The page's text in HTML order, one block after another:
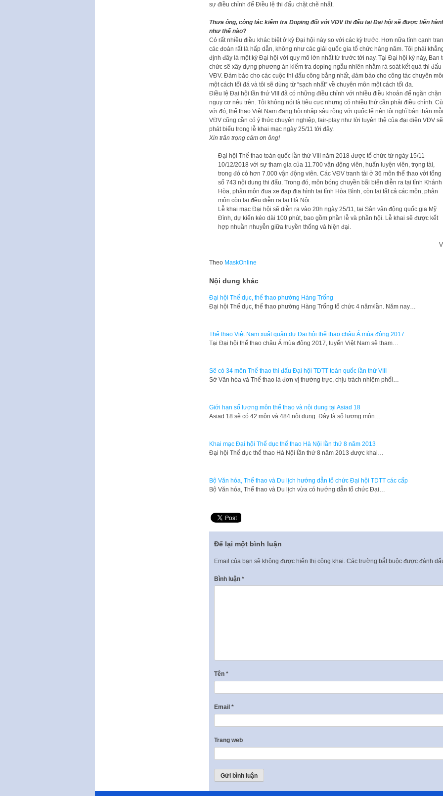
sự điều chỉnh để Điều lệ thi đấu chặt chẽ nhất.
Thưa ông, công tác kiểm tra Doping đối với VĐV thi đấu tại Đại hội sẽ được tiến
như thế nào?
Có rất nhiều điều khác biệt ở kỳ Đại hội này so với các kỳ trước. Hơn nữa tính cạnh
các đoàn rất là hấp dẫn, không như các giải quốc gia tổ chức hàng năm. Tôi phải
định đây là một kỳ Đại hội với quy mô lớn nhất từ trước tới nay. Tại Đại hội kỳ này, Ban
chức sẽ xây dựng phương án kiểm tra doping ngẫu nhiên nhằm rà soát kết quả thi đấu
VĐV. Đảm bảo cho các cuộc thi đấu công bằng nhất, đảm bảo cho công tác chuyên
một cách tối đá và tôi sẽ dùng từ “sạch nhất” về chuyên môn một cách tối đa.
Điều lệ Đại hội lần thứ VIII đã có những điều chỉnh với nhiều điều khoản để ngăn chặn
nguy cơ nêu trên. Tôi không nói là tiêu cực nhưng có nhiều thứ cần phải điều chỉnh.
với đó, thể thao Việt Nam đang hội nhập sâu rộng với quốc tế nên tôi nghĩ bản thân mỗi
VĐV cũng cần có ý thức chuyên nghiệp, fair-play như lời tuyên thệ của đại diện VĐV sẽ
phát biểu trong lễ khai mạc ngày 25/11 tới đây.
Xin trân trọng cảm ơn ông!
Đại hội Thể thao toàn quốc lần thứ VIII năm 2018 được tổ chức từ ngày 15/11-
10/12/2018 với sự tham gia của 11.700 vận động viên, huấn luyện viên, trọng tài,
trong đó có hơn 7.000 vận động viên. Các VĐV tranh tài ở 36 môn thể thao với tổng
số 743 nội dung thi đấu. Trong đó, môn bóng chuyền bãi biển diễn ra tại tỉnh Khánh
Hòa, phân môn đua xe đạp địa hình tại tỉnh Hòa Bình, còn lại tất cả các môn, phân
môn còn lại đều diễn ra tại Hà Nội.
Lễ khai mạc Đại hội sẽ diễn ra vào 20h ngày 25/11, tại Sân vận động quốc gia Mỹ
Đình, dự kiến kéo dài 100 phút, bao gồm phần lễ và phần hội. Lễ khai sẽ được kết
hợp nhuần nhuyễn giữa truyền thống và hiện đại.
Theo MaskOnline
Nội dung khác
Đại hội Thể dục, thể thao phường Hàng Trống
Đại hội Thể dục, thể thao phường Hàng Trống tổ chức 4 năm/lần. Năm nay…
Thể thao Việt Nam xuất quân dự Đại hội thể thao châu Á mùa đông 2017
Tại Đại hội thể thao châu Á mùa đông 2017, tuyển Việt Nam sẽ tham…
Sẽ có 34 môn Thể thao thi đấu Đại hội TDTT toàn quốc lần thứ VIII
Sở Văn hóa và Thể thao là đơn vị thường trực, chịu trách nhiệm phối…
Giới hạn số lượng môn thể thao và nội dung tại Asiad 18
Asiad 18 sẽ có 42 môn và 484 nội dung. Đây là số lượng môn…
Khai mạc Đại hội Thể dục thể thao Hà Nội lần thứ 8 năm 2013
​Đại hội Thể dục thể thao Hà Nội lần thứ 8 năm 2013 được khai…
Bộ Văn hóa, Thể thao và Du lịch hướng dẫn tổ chức Đại hội TDTT các cấp
Bộ Văn hóa, Thể thao và Du lịch vừa có hướng dẫn tổ chức Đại…
Để lại một bình luận
Email của bạn sẽ không được hiển thị công khai. Các trường bắt buộc được đánh
Bình luận *
Tên *
Email *
Trang web